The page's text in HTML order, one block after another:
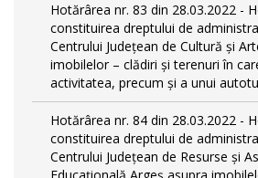
Hotărârea nr. 83 din 28.03.2022 -
constituirea dreptului de
Centrului Județean de Cultură și
imobilelor – clădiri și terenuri în
activitatea, precum și a unui
Hotărârea nr. 84 din 28.03.2022 -
constituirea dreptului de
Centrului Județean de Resurse și